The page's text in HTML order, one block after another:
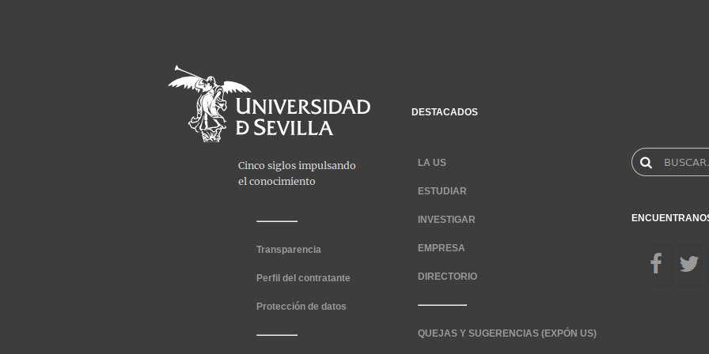
Transparencia
Perfil del contratante
Protección de datos
DESTACADOS
LA US
ESTUDIAR
INVESTIGAR
EMPRESA
DIRECTORIO
QUEJAS Y SUGERENCIAS (EXPÓN US)